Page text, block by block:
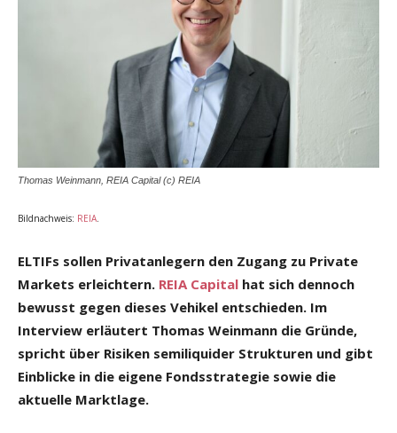
Thomas Weinmann, REIA Capital (c) REIA
Bildnachweis: REIA.
ELTIFs sollen Privatanlegern den Zugang zu Private
Markets erleichtern. REIA Capital hat sich dennoch
bewusst gegen dieses Vehikel entschieden. Im
Interview erläutert Thomas Weinmann die Gründe,
spricht über Risiken semiliquider Strukturen und gibt
Einblicke in die eigene Fondsstrategie sowie die
aktuelle Marktlage.